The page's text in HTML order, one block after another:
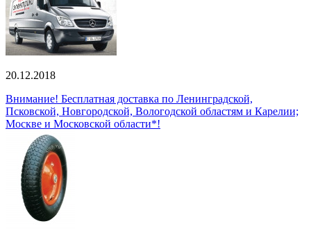
20.12.2018
Внимание! Бесплатная доставка по Ленинградской,
Псковской, Новгородской, Вологодской областям и Карелии;
Москве и Московской области*!